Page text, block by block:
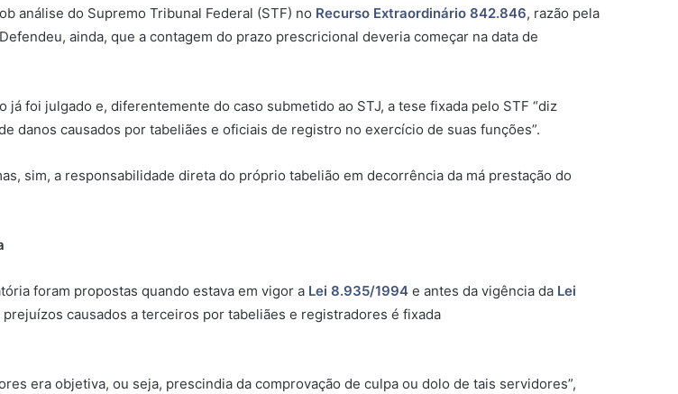
análise do Supremo Tribunal Federal (STF) no Recurso Extraordinário 842.846, razão pela
ainda, que a contagem do prazo prescricional deveria começar na data de
já foi julgado e, diferentemente do caso submetido ao STJ, a tese fixada pelo STF “diz
danos causados por tabeliães e oficiais de registro no exercício de suas funções”.
sim, a responsabilidade direta do próprio tabelião em decorrência da má prestação do
foram propostas quando estava em vigor a Lei 8.935/1994 e antes da vigência da Lei
causados a terceiros por tabeliães e registradores é fixada
era objetiva, ou seja, prescindia da comprovação de culpa ou dolo de tais servidores”,